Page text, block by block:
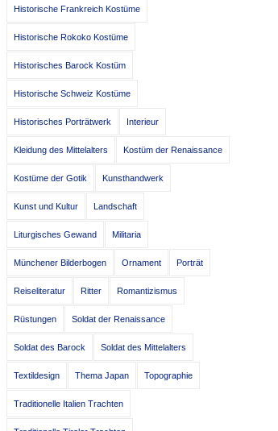
Historische Frankreich Kostüme
Historische Rokoko Kostüme
Historisches Barock Kostüm
Historische Schweiz Kostüme
Historisches Porträtwerk Interieur
Kleidung des Mittelalters Kostüm der Renaissance
Kostüme der Gotik Kunsthandwerk
Kunst und Kultur Landschaft
Liturgisches Gewand Militaria
Münchener Bilderbogen Ornament Porträt
Reiseliteratur Ritter Romantizismus
Rüstungen Soldat der Renaissance
Soldat des Barock Soldat des Mittelalters
Textildesign Thema Japan Topographie
Traditionelle Italien Trachten